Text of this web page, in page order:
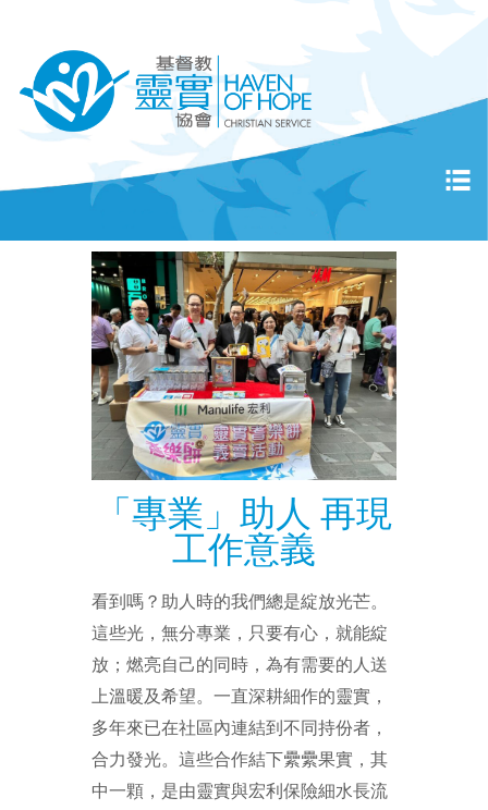
「專業」助人 再現
工作意義
看到嗎？助人時的我們總是綻放光芒。
這些光，無分專業，只要有心，就能綻
放；燃亮自己的同時，為有需要的人送
上溫暖及希望。一直深耕細作的靈實，
多年來已在社區內連結到不同持份者，
合力發光。這些合作結下纍纍果實，其
中一顆，是由靈實與宏利保險細水長流